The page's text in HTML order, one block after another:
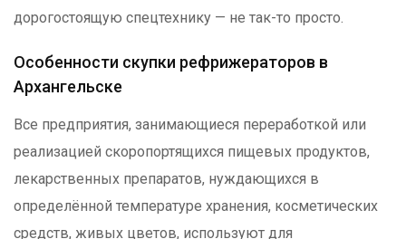
дорогостоящую спецтехнику — не так-то просто.
Особенности скупки рефрижераторов в
Архангельске
Все предприятия, занимающиеся переработкой или
реализацией скоропортящихся пищевых продуктов,
лекарственных препаратов, нуждающихся в
определённой температуре хранения, косметических
средств, живых цветов, используют для